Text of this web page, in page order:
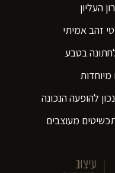
העליון
זהב אמיתי
בטבע
מיוחדות
להופעה הנכונה
מעוצבים